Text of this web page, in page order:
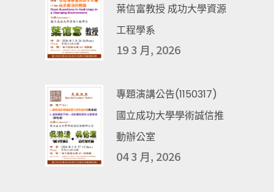
葉信富教授 成功大學資源
工程學系
19 3 月, 2026
專題演講公告(1150317)
國立成功大學學術誠信推
動辦公室
04 3 月, 2026